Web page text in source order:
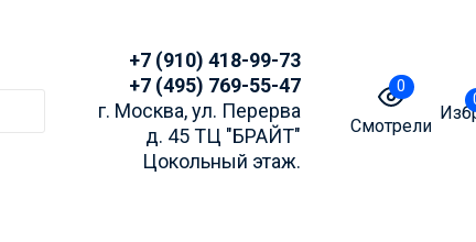
+7 (910) 418-99-73
+7 (495) 769-55-47
г. Москва, ул. Перерва
д. 45 ТЦ "БРАЙТ"
Цокольный этаж.
0
Смотрели